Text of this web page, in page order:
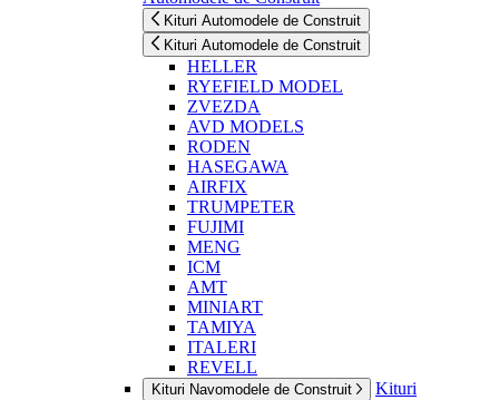
Kituri Automodele de Construit
Kituri Automodele de Construit
HELLER
RYEFIELD MODEL
ZVEZDA
AVD MODELS
RODEN
HASEGAWA
AIRFIX
TRUMPETER
FUJIMI
MENG
ICM
AMT
MINIART
TAMIYA
ITALERI
REVELL
Kituri Navomodele de Construit
Kituri